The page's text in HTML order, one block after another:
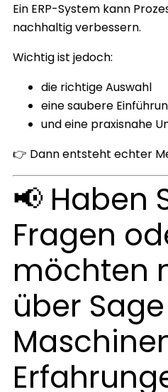
Ein ERP-System kann
nachhaltig verbessern.
Wichtig ist jedoch:
die richtige Auswahl
eine saubere
und eine praxisnahe
👉 Dann entsteht echter
📢 Haben
Fragen
möchten
über Sage